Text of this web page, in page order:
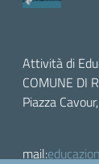
Attività di
COMUNE DI
Piazza
mail: